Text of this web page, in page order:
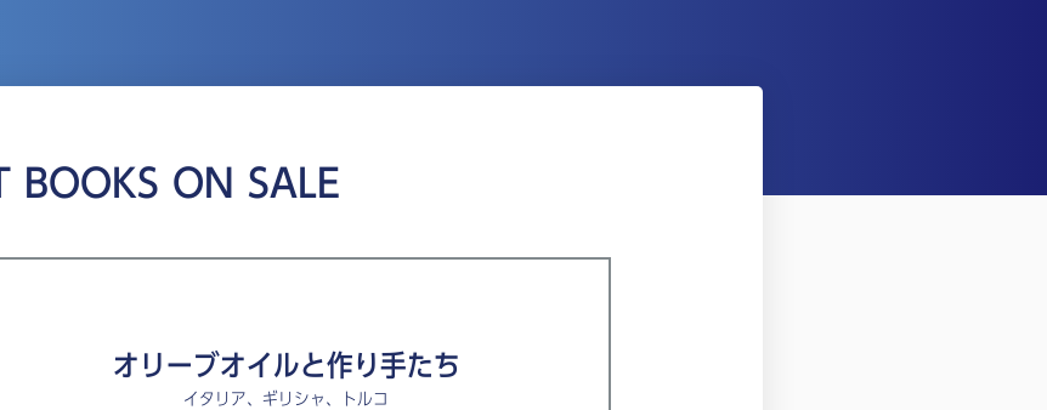
BOOKS ON SALE
オリーブオイルと作り手たち
イタリア、ギリシャ、トルコ